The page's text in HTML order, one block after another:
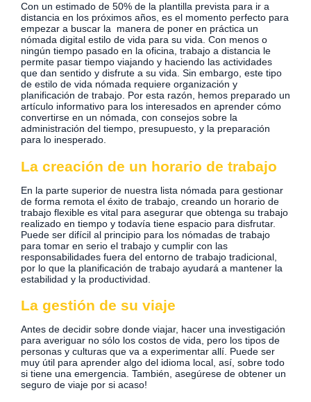
Con un estimado de 50% de la plantilla prevista para ir a
distancia en los próximos años, es el momento perfecto para
empezar a buscar la manera de poner en práctica un
nómada digital estilo de vida para su vida. Con menos o
ningún tiempo pasado en la oficina, trabajo a distancia le
permite pasar tiempo viajando y haciendo las actividades
que dan sentido y disfrute a su vida. Sin embargo, este tipo
de estilo de vida nómada requiere organización y
planificación de trabajo. Por esta razón, hemos preparado un
artículo informativo para los interesados ​​en aprender cómo
convertirse en un nómada, con consejos sobre la
administración del tiempo, presupuesto, y la preparación
para lo inesperado.
La creación de un horario de trabajo
En la parte superior de nuestra lista nómada para gestionar
de forma remota el éxito de trabajo, creando un horario de
trabajo flexible es vital para asegurar que obtenga su trabajo
realizado en tiempo y todavía tiene espacio para disfrutar.
Puede ser difícil al principio para los nómadas de trabajo
para tomar en serio el trabajo y cumplir con las
responsabilidades fuera del entorno de trabajo tradicional,
por lo que la planificación de trabajo ayudará a mantener la
estabilidad y la productividad.
La gestión de su viaje
Antes de decidir sobre donde viajar, hacer una investigación
para averiguar no sólo los costos de vida, pero los tipos de
personas y culturas que va a experimentar allí. Puede ser
muy útil para aprender algo del idioma local, así, sobre todo
si tiene una emergencia. También, asegúrese de obtener un
seguro de viaje por si acaso!